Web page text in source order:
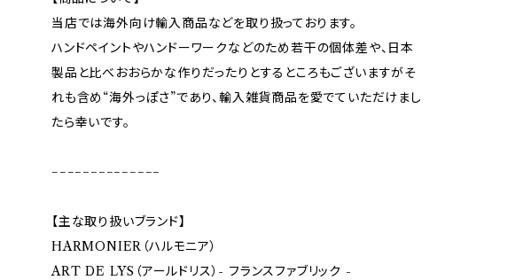
当店では海外向け輸入商品などを取り扱っております。
ハンドペイントやハンドーワークなどのため若干の個体差や、日本
製品と比べおおらかな作りだったりとするところもございますがそ
れも含め“海外っぽさ”であり、輸入雑貨商品を愛でていただけまし
たら幸いです。
−−−−−−−−−−−−−−
【主な取り扱いブランド】
HARMONIER（ハルモニア）
ART DE LYS（アールドリス）- フランスファブリック -